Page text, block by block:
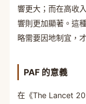
響更大；而在高收
響則更加顯著。這
略需要因地制宜，
PAF 的意義
在《The Lancet